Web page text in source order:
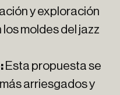
y exploración
moldes del jazz
Esta propuesta se
arriesgados y